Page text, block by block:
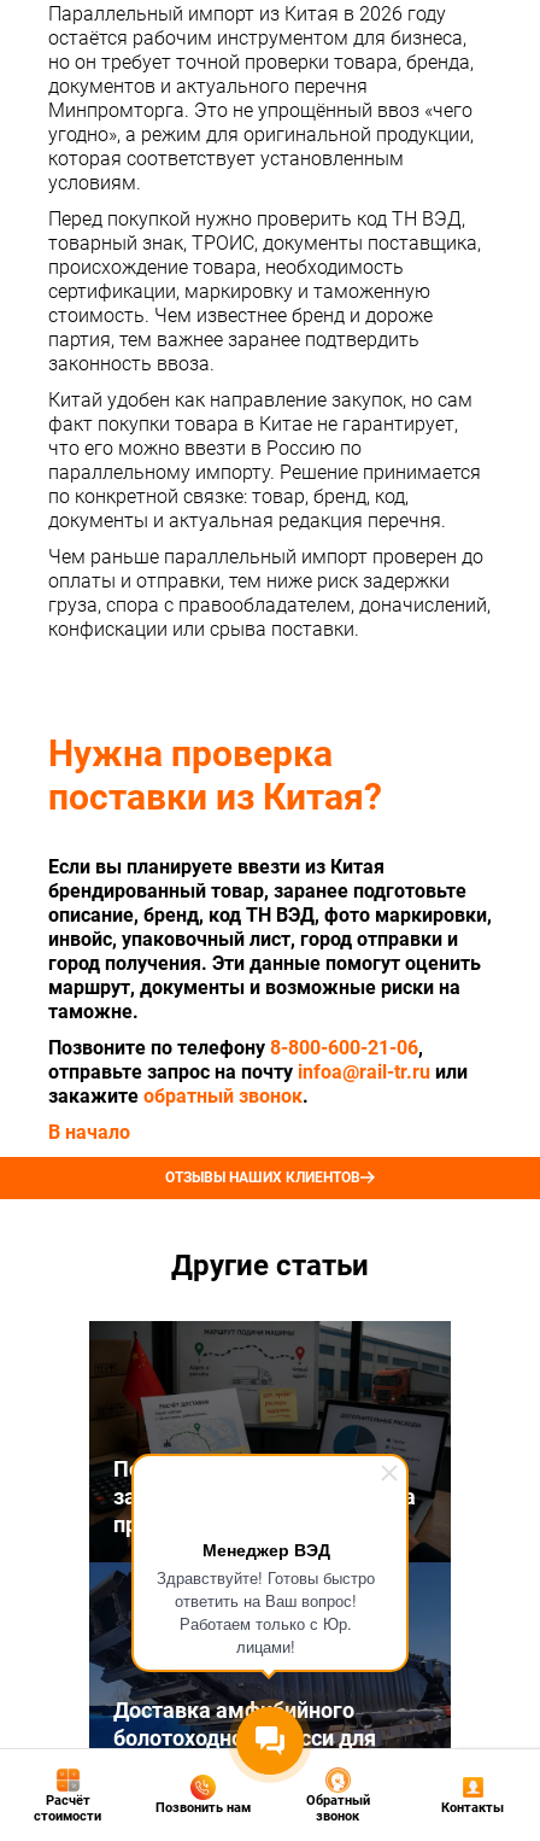
Менеджер ВЭД
Здравствуйте! Готовы быстро
ответить на Ваш вопрос!
Работаем только с Юр.
лицами!
Параллельный импорт из Китая в 2026 году
остаётся рабочим инструментом для бизнеса,
но он требует точной проверки товара, бренда,
документов и актуального перечня
Минпромторга. Это не упрощённый ввоз «чего
угодно», а режим для оригинальной продукции,
которая соответствует установленным
условиям.
Перед покупкой нужно проверить код ТН ВЭД,
товарный знак, ТРОИС, документы поставщика,
происхождение товара, необходимость
сертификации, маркировку и таможенную
стоимость. Чем известнее бренд и дороже
партия, тем важнее заранее подтвердить
законность ввоза.
Китай удобен как направление закупок, но сам
факт покупки товара в Китае не гарантирует,
что его можно ввезти в Россию по
параллельному импорту. Решение принимается
по конкретной связке: товар, бренд, код,
документы и актуальная редакция перечня.
Чем раньше параллельный импорт проверен до
оплаты и отправки, тем ниже риск задержки
груза, спора с правообладателем, доначислений,
конфискации или срыва поставки.
Нужна проверка
поставки из Китая?
Если вы планируете ввезти из Китая
брендированный товар, заранее подготовьте
описание, бренд, код ТН ВЭД, фото маркировки,
инвойс, упаковочный лист, город отправки и
город получения. Эти данные помогут оценить
маршрут, документы и возможные риски на
таможне.
Позвоните по телефону 8-800-600-21-06,
отправьте запрос на почту infoa@rail-tr.ru или
закажите обратный звонок.
В начало
ОТЗЫВЫ НАШИХ КЛИЕНТОВ
Другие статьи
Поставщик сменил адрес
забора в Китае: кто платит за
пробег
Доставка амфибийного
болотоходного шасси для
экскаватора из Китая
Расчёт
стоимости
Позвонить нам
Обратный
звонок
Контакты